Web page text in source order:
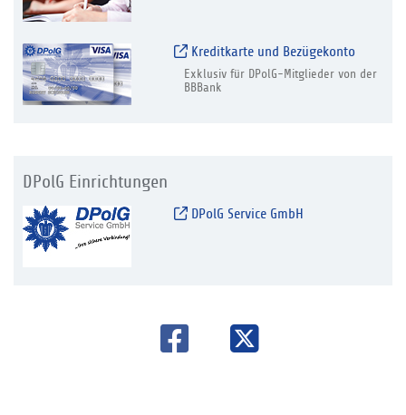
Kreditkarte und Bezügekonto
Exklusiv für DPolG-Mitglieder von der
BBBank
DPolG Einrichtungen
DPolG Service GmbH